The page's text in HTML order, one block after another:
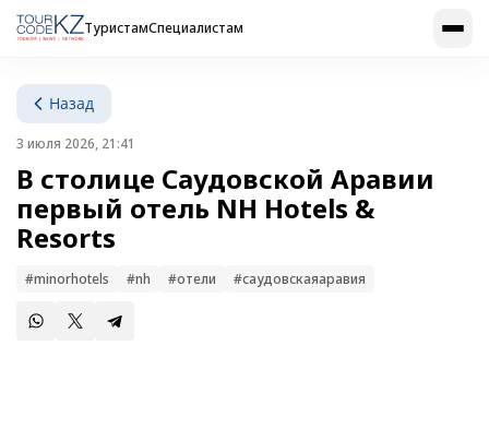
ТуристамСпециалистам
Назад
3 июля 2026, 21:41
В столице Саудовской Аравии
первый отель NH Hotels &
Resorts
#minorhotels #nh #отели #саудовскаяаравия